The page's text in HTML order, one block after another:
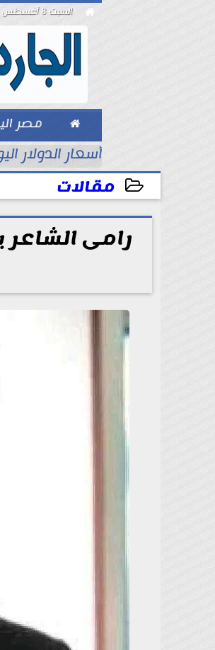
 السبت 8 أغسطس 2026
 مصر
أسعار الدولار اليوم
مقالات
2025-04-13 23:43:03
رامى